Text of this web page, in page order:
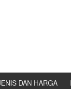
DAN HARGA